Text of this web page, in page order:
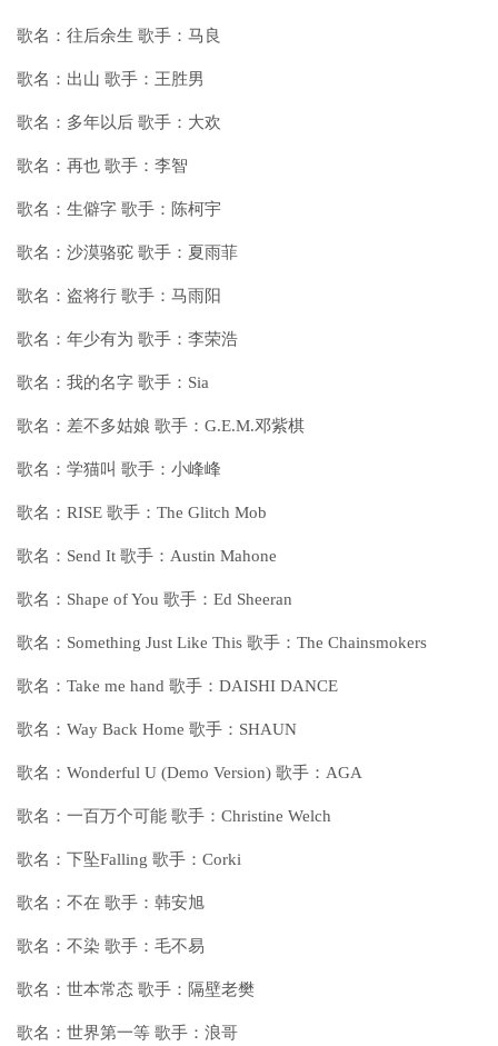
歌名：往后余生 歌手：马良
歌名：出山 歌手：王胜男
歌名：多年以后 歌手：大欢
歌名：再也 歌手：李智
歌名：生僻字 歌手：陈柯宇
歌名：沙漠骆驼 歌手：夏雨菲
歌名：盗将行 歌手：马雨阳
歌名：年少有为 歌手：李荣浩
歌名：我的名字 歌手：Sia
歌名：差不多姑娘 歌手：G.E.M.邓紫棋
歌名：学猫叫 歌手：小峰峰
歌名：RISE 歌手：The Glitch Mob
歌名：Send It 歌手：Austin Mahone
歌名：Shape of You 歌手：Ed Sheeran
歌名：Something Just Like This 歌手：The Chainsmokers
歌名：Take me hand 歌手：DAISHI DANCE
歌名：Way Back Home 歌手：SHAUN
歌名：Wonderful U (Demo Version) 歌手：AGA
歌名：一百万个可能 歌手：Christine Welch
歌名：下坠Falling 歌手：Corki
歌名：不在 歌手：韩安旭
歌名：不染 歌手：毛不易
歌名：世本常态 歌手：隔壁老樊
歌名：世界第一等 歌手：浪哥